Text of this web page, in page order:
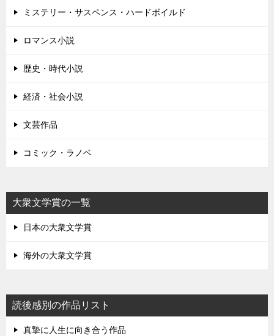
ミステリー・サスペンス・ハードボイルド
ロマンス小説
歴史・時代小説
経済・社会小説
文芸作品
コミック・ラノベ
大衆文学賞の一覧
日本の大衆文学賞
海外の大衆文学賞
読後感別の作品リスト
真摯に人生に向き合う作品